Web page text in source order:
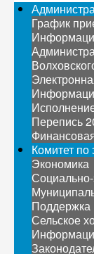
График
Перепись
Комитет по
Экономика
Поддержка
Сельское